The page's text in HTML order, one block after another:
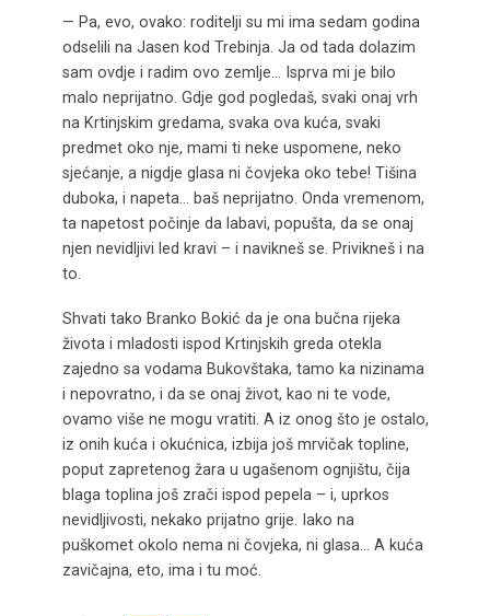
— Pa, evo, ovako: roditelji su mi ima sedam godina
odselili na Jasen kod Trebinja. Ja od tada dolazim
sam ovdje i radim ovo zemlje… Isprva mi je bilo
malo neprijatno. Gdje god pogledaš, svaki onaj vrh
na Krtinjskim gredama, svaka ova kuća, svaki
predmet oko nje, mami ti neke uspomene, neko
sjećanje, a nigdje glasa ni čovjeka oko tebe! Tišina
duboka, i napeta… baš neprijatno. Onda vremenom,
ta napetost počinje da labavi, popušta, da se onaj
njen nevidljivi led kravi – i navikneš se. Privikneš i na
to.
Shvati tako Branko Bokić da je ona bučna rijeka
života i mladosti ispod Krtinjskih greda otekla
zajedno sa vodama Bukovštaka, tamo ka nizinama
i nepovratno, i da se onaj život, kao ni te vode,
ovamo više ne mogu vratiti. A iz onog što je ostalo,
iz onih kuća i okućnica, izbija još mrvičak topline,
poput zapretenog žara u ugašenom ognjištu, čija
blaga toplina još zrači ispod pepela – i, uprkos
nevidljivosti, nekako prijatno grije. Iako na
puškomet okolo nema ni čovjeka, ni glasa… A kuća
zavičajna, eto, ima i tu moć.